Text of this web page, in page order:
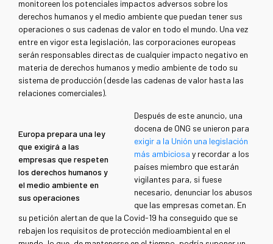
monitoreen los potenciales impactos adversos sobre los
derechos humanos y el medio ambiente que puedan tener sus
operaciones o sus cadenas de valor en todo el mundo. Una vez
entre en vigor esta legislación, las corporaciones europeas
serán responsables directas de cualquier impacto negativo en
materia de derechos humanos y medio ambiente de todo su
sistema de producción (desde las cadenas de valor hasta las
relaciones comerciales).
Europa prepara una ley
que exigirá a las
empresas que respeten
los derechos humanos y
el medio ambiente en
sus operaciones
Después de este anuncio, una
docena de ONG se unieron para
exigir a la Unión una legislación
más ambiciosa y recordar a los
países miembro que estarán
vigilantes para, si fuese
necesario, denunciar los abusos
que las empresas cometan. En
su petición alertan de que la Covid-19 ha conseguido que se
rebajen los requisitos de protección medioambiental en el